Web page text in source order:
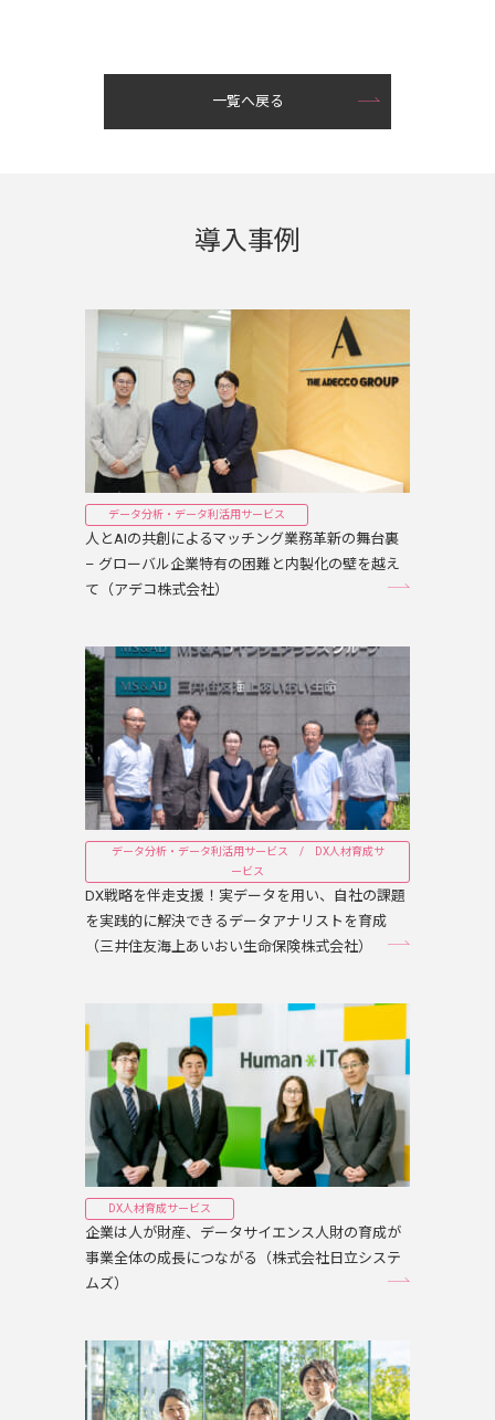
一覧へ戻る
導入事例
データ分析・データ利活用サービス
人とAIの共創によるマッチング業務革新の舞台裏
– グローバル企業特有の困難と内製化の壁を越え
て（アデコ株式会社）
データ分析・データ利活用サービス / DX人材育成サ
ービス
DX戦略を伴走支援！実データを用い、自社の課題
を実践的に解決できるデータアナリストを育成
（三井住友海上あいおい生命保険株式会社）
DX人材育成サービス
企業は人が財産、データサイエンス人財の育成が
事業全体の成長につながる（株式会社日立システ
ムズ）